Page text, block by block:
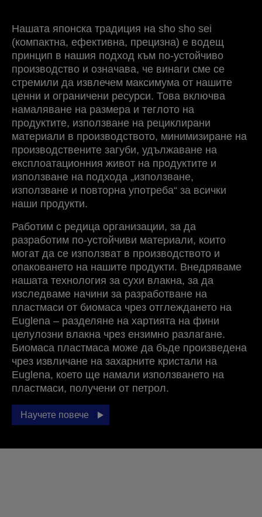
Нашата японска традиция на sho sho sei
(компактна, ефективна, прецизна) е водещ
принцип в нашия подход към по-устойчиво
производство и означава, че винаги сме се
стремили да извлечем максимума от нашите
ценни и ограничени ресурси. Това включва
намаляване на размера и теглото на
продуктите, използване на рециклирани
материали в производството, минимизиране на
производствените загуби, удължаване на
експлоатационния живот на продуктите и
използване на подхода „използване,
използване и повторна употреба“ за всички
наши продукти.
Работим с редица организации, за да
разработим по-устойчиви материали, които
могат да се използват в производството и
опаковането на нашите продукти. Внедряваме
нашата технология за сухи влакна, за да
изследваме начини за разработване на
пластмаси от биомаса чрез отглеждането на
Euglena – разделяне на хартията на фини
целулозни влакна чрез ензимно разлагане.
Биомаса пластмаса може да бъде произведена
чрез извличане на захарните кристали на
Euglena, което ще намали използването на
пластмаси, получени от петрол.
Научете повече